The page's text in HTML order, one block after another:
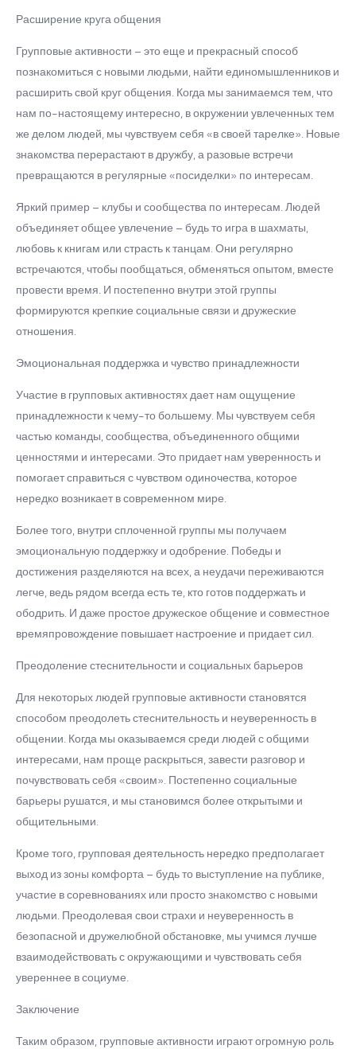
Расширение круга общения
Групповые активности – это еще и прекрасный способ
познакомиться с новыми людьми, найти единомышленников и
расширить свой круг общения. Когда мы занимаемся тем, что
нам по-настоящему интересно, в окружении увлеченных тем
же делом людей, мы чувствуем себя «в своей тарелке». Новые
знакомства перерастают в дружбу, а разовые встречи
превращаются в регулярные «посиделки» по интересам.
Яркий пример – клубы и сообщества по интересам. Людей
объединяет общее увлечение – будь то игра в шахматы,
любовь к книгам или страсть к танцам. Они регулярно
встречаются, чтобы пообщаться, обменяться опытом, вместе
провести время. И постепенно внутри этой группы
формируются крепкие социальные связи и дружеские
отношения.
Эмоциональная поддержка и чувство принадлежности
Участие в групповых активностях дает нам ощущение
принадлежности к чему-то большему. Мы чувствуем себя
частью команды, сообщества, объединенного общими
ценностями и интересами. Это придает нам уверенность и
помогает справиться с чувством одиночества, которое
нередко возникает в современном мире.
Более того, внутри сплоченной группы мы получаем
эмоциональную поддержку и одобрение. Победы и
достижения разделяются на всех, а неудачи переживаются
легче, ведь рядом всегда есть те, кто готов поддержать и
ободрить. И даже простое дружеское общение и совместное
времяпровождение повышает настроение и придает сил.
Преодоление стеснительности и социальных барьеров
Для некоторых людей групповые активности становятся
способом преодолеть стеснительность и неуверенность в
общении. Когда мы оказываемся среди людей с общими
интересами, нам проще раскрыться, завести разговор и
почувствовать себя «своим». Постепенно социальные
барьеры рушатся, и мы становимся более открытыми и
общительными.
Кроме того, групповая деятельность нередко предполагает
выход из зоны комфорта – будь то выступление на публике,
участие в соревнованиях или просто знакомство с новыми
людьми. Преодолевая свои страхи и неуверенность в
безопасной и дружелюбной обстановке, мы учимся лучше
взаимодействовать с окружающими и чувствовать себя
увереннее в социуме.
Заключение
Таким образом, групповые активности играют огромную роль